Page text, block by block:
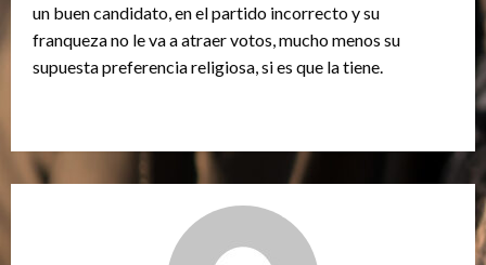
un buen candidato, en el partido incorrecto y su
franqueza no le va a atraer votos, mucho menos su
supuesta preferencia religiosa, si es que la tiene.